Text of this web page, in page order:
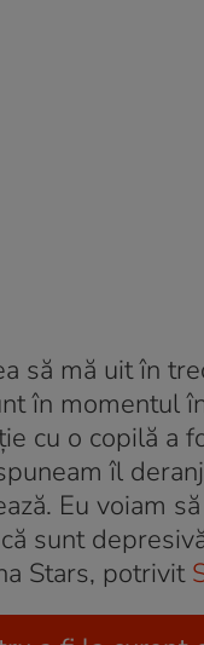
să mă uit în
în momentul
cu o copilă a
îl
Eu voiam
sunt
Stars, potrivit